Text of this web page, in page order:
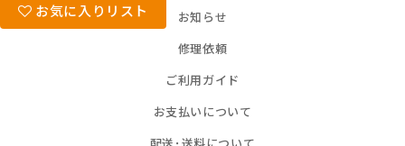
お知らせ
修理依頼
ご利用ガイド
お支払いについて
お気に入りリスト